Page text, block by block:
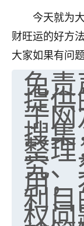
今天就为
财旺运的好方
大家如果有问
免
提
于
搜
整
究
用
利
权
了，一
超度，
2天前 来自
优秀的张
老师收徒
2天前 来自